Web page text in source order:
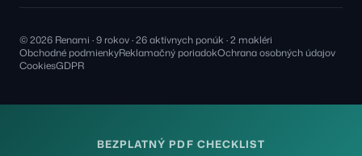
© 2026 Renami · 9 rokov · 26 aktívnych ponúk · 2 makléri
Obchodné podmienkyReklamačný poriadokOchrana osobných údajov
CookiesGDPR
BEZPLATNÝ PDF CHECKLIST